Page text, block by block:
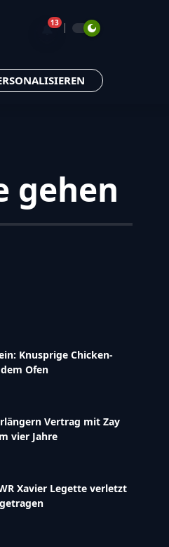
🔔13
gehen
Knusprige Chicken-
Ofen
Vertrag mit Zay
vier Jahre
Xavier Legette verletzt